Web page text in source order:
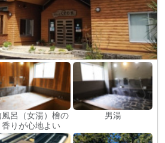
呂（女湯）檜の
香りが心地よい
男湯